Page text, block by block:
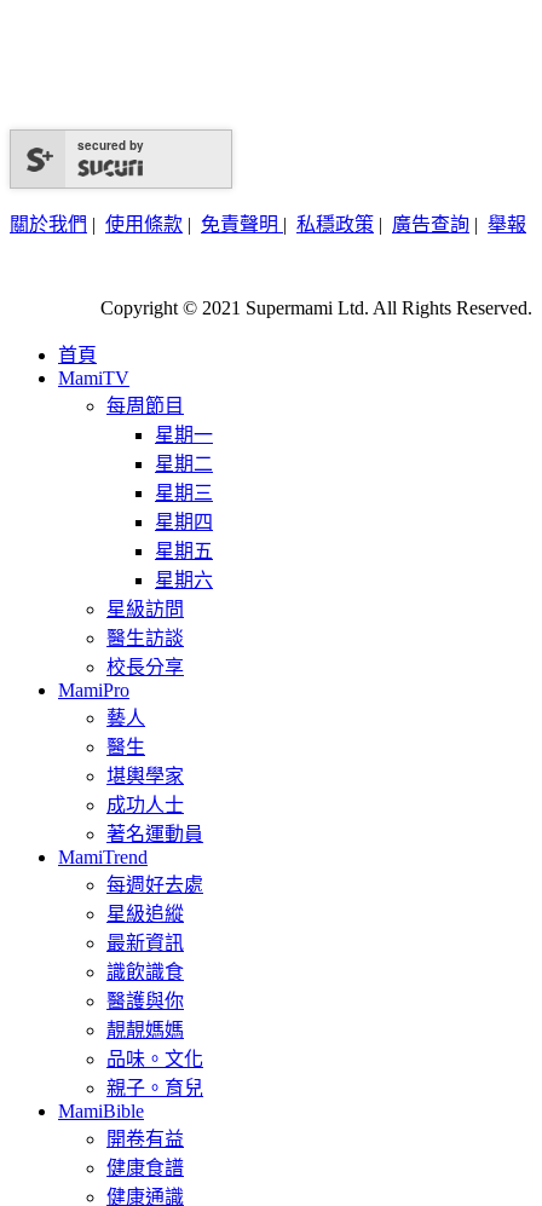
secured by
關於我們 | 使用條款 | 免責聲明 | 私穩政策 | 廣告查詢 | 舉報
Copyright © 2021 Supermami Ltd. All Rights Reserved.
首頁
MamiTV
每周節目
星期一
星期二
星期三
星期四
星期五
星期六
星級訪問
醫生訪談
校長分享
MamiPro
藝人
醫生
堪輿學家
成功人士
著名運動員
MamiTrend
每週好去處
星級追縱
最新資訊
識飲識食
醫護與你
靚靚媽媽
品味。文化
親子。育兒
MamiBible
開卷有益
健康食譜
健康通識